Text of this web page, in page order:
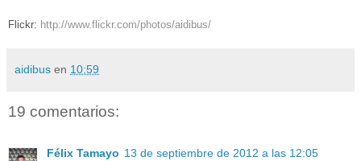
Flickr: http://www.flickr.com/photos/aidibus/
aidibus en 10:59
19 comentarios:
Félix Tamayo 13 de septiembre de 2012 a las 12:05